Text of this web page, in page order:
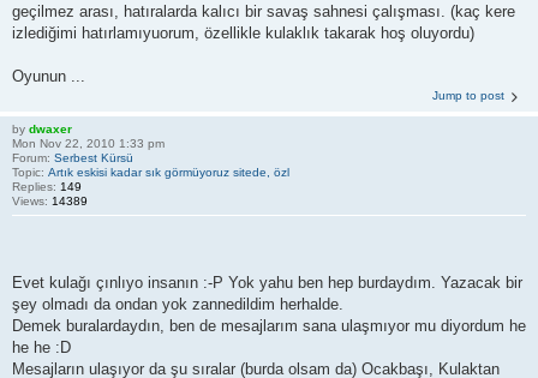
geçilmez arası, hatıralarda kalıcı bir savaş sahnesi çalışması. (kaç kere
izlediğimi hatırlamıyuorum, özellikle kulaklık takarak hoş oluyordu)
Oyunun ...
Jump to post
by dwaxer
Mon Nov 22, 2010 1:33 pm
Forum: Serbest Kürsü
Topic: Artık eskisi kadar sık görmüyoruz sitede, özl
Replies: 149
Views: 14389
Evet kulağı çınlıyo insanın :-P Yok yahu ben hep burdaydım. Yazacak bir
şey olmadı da ondan yok zannedildim herhalde.
Demek buralardaydın, ben de mesajlarım sana ulaşmıyor mu diyordum he
he he :D
Mesajların ulaşıyor da şu sıralar (burda olsam da) Ocakbaşı, Kulaktan